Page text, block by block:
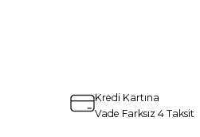
Kredi Kartına
Vade Farksız 4 Taksit